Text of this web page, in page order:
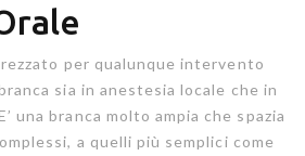
per qualunque intervento
sia in anestesia locale che in
una branca molto ampia che spazia
a quelli più semplici come